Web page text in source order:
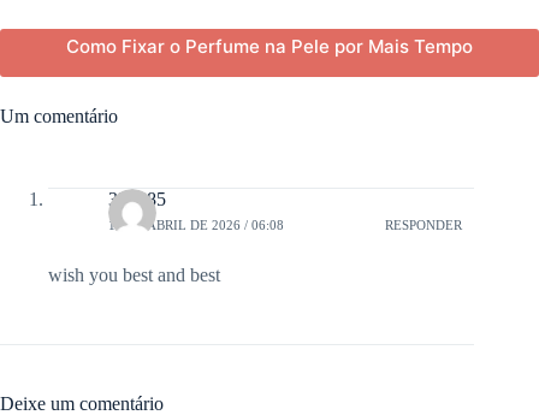
Como Fixar o Perfume na Pele por Mais Tempo
Um comentário
333985
14 DE ABRIL DE 2026 / 06:08 RESPONDER
wish you best and best
Deixe um comentário